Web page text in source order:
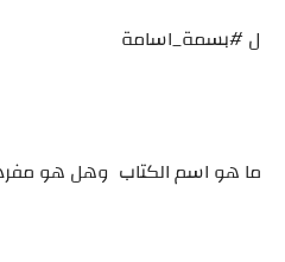
ل #بسمة_اسامة
ما هو اسم الكتاب وهل هو